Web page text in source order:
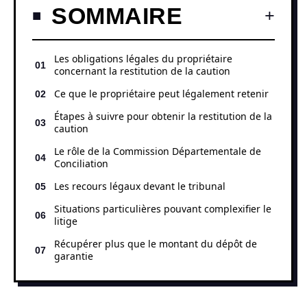
SOMMAIRE
Les obligations légales du propriétaire
concernant la restitution de la caution
Ce que le propriétaire peut légalement retenir
Étapes à suivre pour obtenir la restitution de la
caution
Le rôle de la Commission Départementale de
Conciliation
Les recours légaux devant le tribunal
Situations particulières pouvant complexifier le
litige
Récupérer plus que le montant du dépôt de
garantie